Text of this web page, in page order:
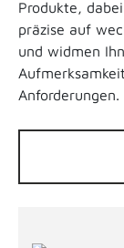
Produkte,
präzise auf
und widmen
Anforderungen.